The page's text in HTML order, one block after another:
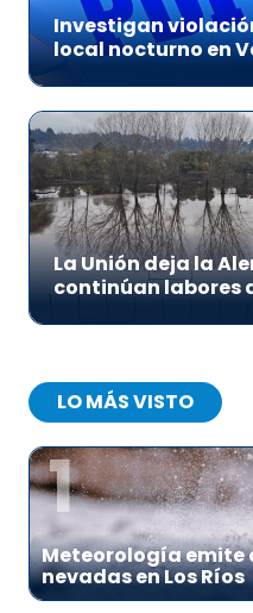
Investigan
local nocturno en
La Unión deja la
continúan labores
LO MÁS VISTO
1
Meteorología emite
nevadas en Los Ríos